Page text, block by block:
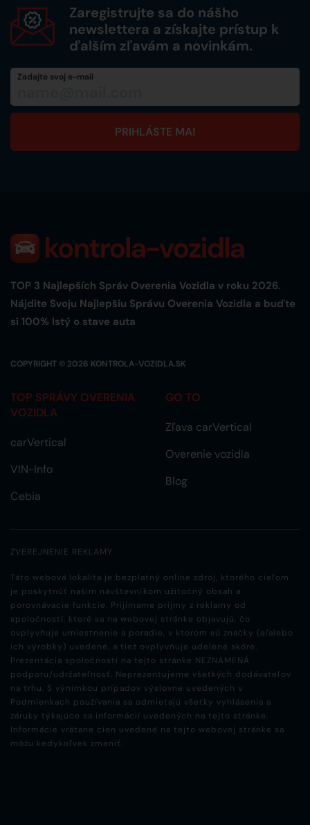
Zaregistrujte sa do nášho
newslettera a získajte prístup k
ďalším zľavám a novinkám.
Zadajte svoj e-mail
TOP 3 Najlepších Správ Overenia Vozidla v roku 2026.
Nájdite Svoju Najlepšiu Správu Overenia Vozidla a buďte
si 100% Istý o stave auta
COPYRIGHT © 2026 KONTROLA-VOZIDLA.SK
TOP SPRÁVY OVERENIA
VOZIDLA
carVertical
VIN-Info
Cebia
GO TO
Zľava carVertical
Overenie vozidla
Blog
ZVEREJNENIE REKLAMY
Táto webová lokalita je bezplatný online zdroj, ktorého cieľom
je poskytnúť našim návštevníkom užitočný obsah a
porovnávacie funkcie. Prijímame príjmy z reklamy od
spoločností, ktoré sa na webovej stránke objavujú, čo
ovplyvňuje umiestnenie a poradie, v ktorom sú značky (a/alebo
ich výrobky) uvedené, a tiež ovplyvňuje udelené skóre.
Prezentácia spoločností na tejto stránke NEZNAMENÁ
podporu/udržateľnosť. Neprezentujeme všetkých dodávateľov
na trhu. S výnimkou prípadov výslovne uvedených v
Podmienkach používania sa odmietajú všetky vyhlásenia a
záruky týkajúce sa informácií uvedených na tejto stránke.
Informácie vrátane cien uvedené na tejto webovej stránke sa
môžu kedykoľvek zmeniť.